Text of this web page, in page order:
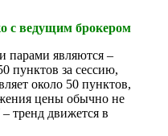
с ведущим брокером
являются –
пунктов за сессию,
около 50 пунктов,
цены обычно не
тренд движется в